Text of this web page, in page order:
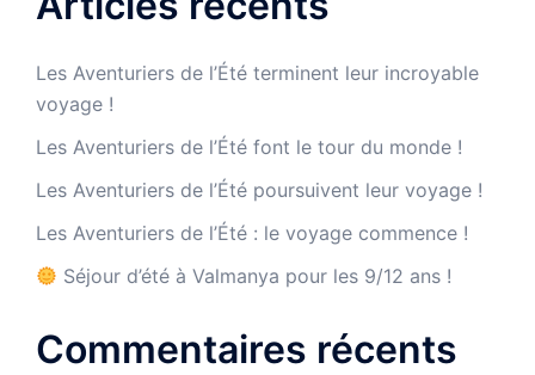
Les Aventuriers de l’Été terminent leur incroyable
voyage !
Les Aventuriers de l’Été font le tour du monde !
Les Aventuriers de l’Été poursuivent leur voyage !
Les Aventuriers de l’Été : le voyage commence !
Séjour d’été à Valmanya pour les 9/12 ans !
Commentaires récents